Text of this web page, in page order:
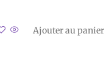
Ajouter au panier